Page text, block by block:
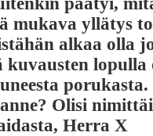
mukava yllätys
alkaa olla
kuvausten
Olisi
Herra X